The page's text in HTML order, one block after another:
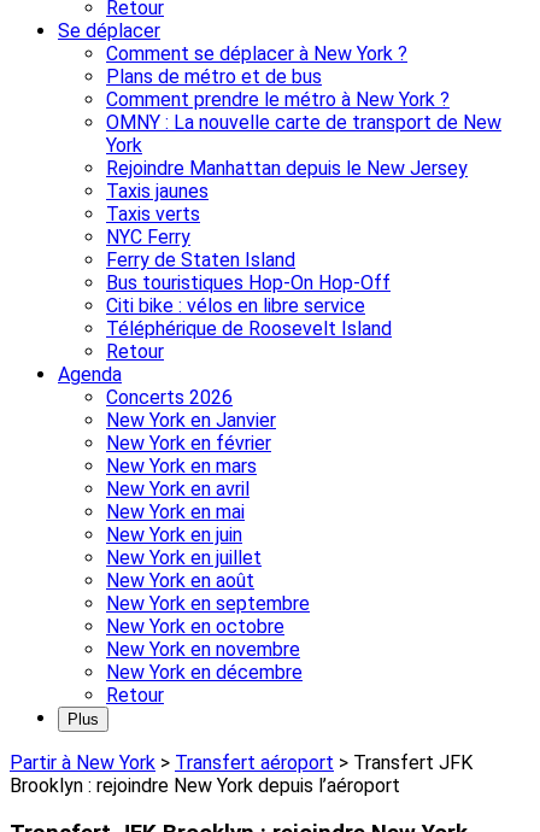
Retour
Se déplacer
Comment se déplacer à New York ?
Plans de métro et de bus
Comment prendre le métro à New York ?
OMNY : La nouvelle carte de transport de New
York
Rejoindre Manhattan depuis le New Jersey
Taxis jaunes
Taxis verts
NYC Ferry
Ferry de Staten Island
Bus touristiques Hop-On Hop-Off
Citi bike : vélos en libre service
Téléphérique de Roosevelt Island
Retour
Agenda
Concerts 2026
New York en Janvier
New York en février
New York en mars
New York en avril
New York en mai
New York en juin
New York en juillet
New York en août
New York en septembre
New York en octobre
New York en novembre
New York en décembre
Retour
Plus
Partir à New York > Transfert aéroport > Transfert JFK
Brooklyn : rejoindre New York depuis l’aéroport